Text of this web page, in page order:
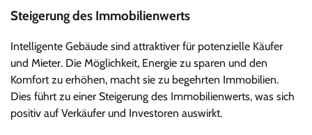
Steigerung des Immobilienwerts
Intelligente Gebäude sind attraktiver für potenzielle Käufer
und Mieter. Die Möglichkeit, Energie zu sparen und den
Komfort zu erhöhen, macht sie zu begehrten Immobilien.
Dies führt zu einer Steigerung des Immobilienwerts, was sich
positiv auf Verkäufer und Investoren auswirkt.